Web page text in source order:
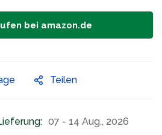
bei amazon.de
Teilen
07 - 14 Aug., 2026